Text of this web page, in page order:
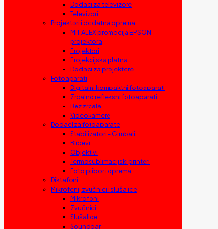
Dodaci za televizore
Televizori
Projektori i dodatna oprema
MIT ALEX promocija EPSON
projektora
Projektori
Projekcijska platna
Dodaci za projektore
Fotoaparati
Digitalni kompaktni fotoaparati
Zrcalno refleksni fotoaparati
Bez zrcala
Videokamere
Dodaci za fotoaparate
Stabilizatori – Gimbali
Blicevi
Objektivi
Termosublimacijski printeri
Foto pribor i oprema
Diktafoni
Mikrofoni, zvučnici i slušalice
Mikrofoni
Zvučnici
Slušalice
Soundbar